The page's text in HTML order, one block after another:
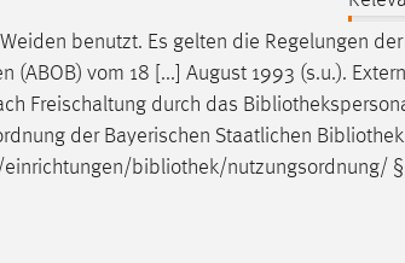
benutzt. Es gelten die Regelungen der
(ABOB) vom 18 [...] August 1993 (s.u.).
Freischaltung durch das
der Bayerischen Staatlichen
bibliothek/nutzungsordnung/